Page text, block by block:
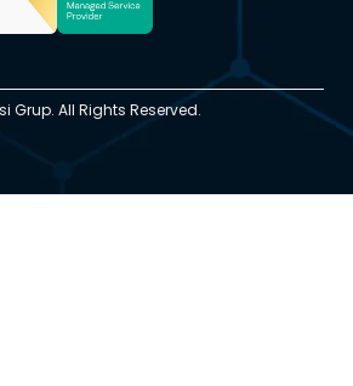
Grup. All Rights Reserved.